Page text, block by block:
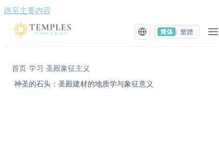
跳至主要内容
简体 繁體
首页/学习 /圣殿象征主义
/神圣的石头：圣殿建材的地质学与象征意义